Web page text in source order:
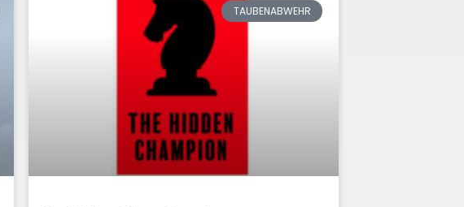
TAUBENABWEHR